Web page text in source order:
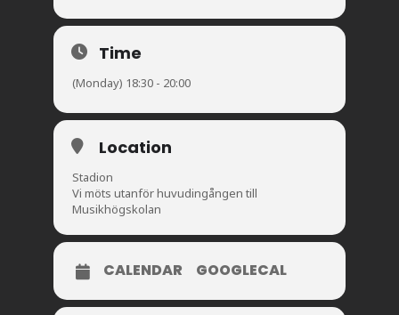
Time
(Monday) 18:30 - 20:00
Location
Stadion
Vi möts utanför huvudingången till
Musikhögskolan
CALENDAR GOOGLECAL